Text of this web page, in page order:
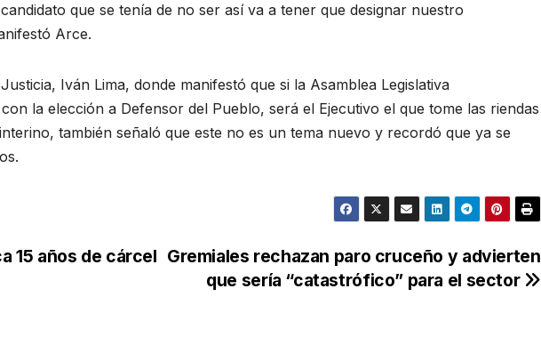
que se tenía de no ser así va a tener que designar nuestro
Arce.
Iván Lima, donde manifestó que si la Asamblea Legislativa
la elección a Defensor del Pueblo, será el Ejecutivo el que tome las riendas
también señaló que este no es un tema nuevo y recordó que ya se
Gremiales rechazan paro cruceño y advierten
que sería “catastrófico” para el sector
15 años de cárcel